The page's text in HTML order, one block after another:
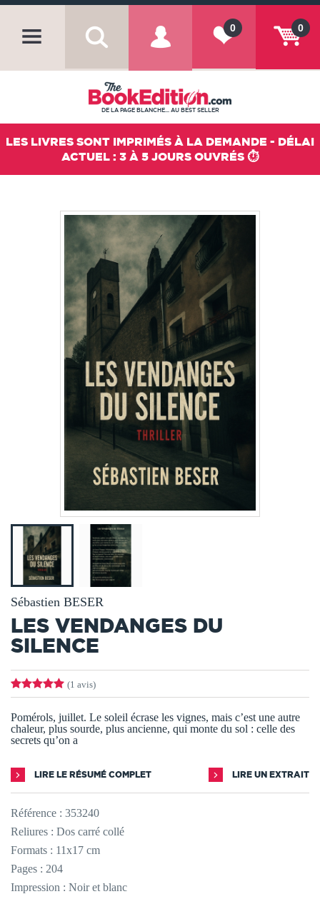
0
0
DE LA PAGE BLANCHE... AU BEST SELLER
LES LIVRES SONT IMPRIMÉS À LA DEMANDE - DÉLAI
ACTUEL : 3 À 5 JOURS OUVRÉS ⏱️
Sébastien BESER
LES VENDANGES DU
SILENCE
(1 avis)
Pomérols, juillet. Le soleil écrase les vignes, mais c’est une autre
chaleur, plus sourde, plus ancienne, qui monte du sol : celle des
secrets qu’on a
LIRE LE RÉSUMÉ COMPLET LIRE UN EXTRAIT
Référence : 353240
Reliures : Dos carré collé
Formats : 11x17 cm
Pages : 204
Impression : Noir et blanc